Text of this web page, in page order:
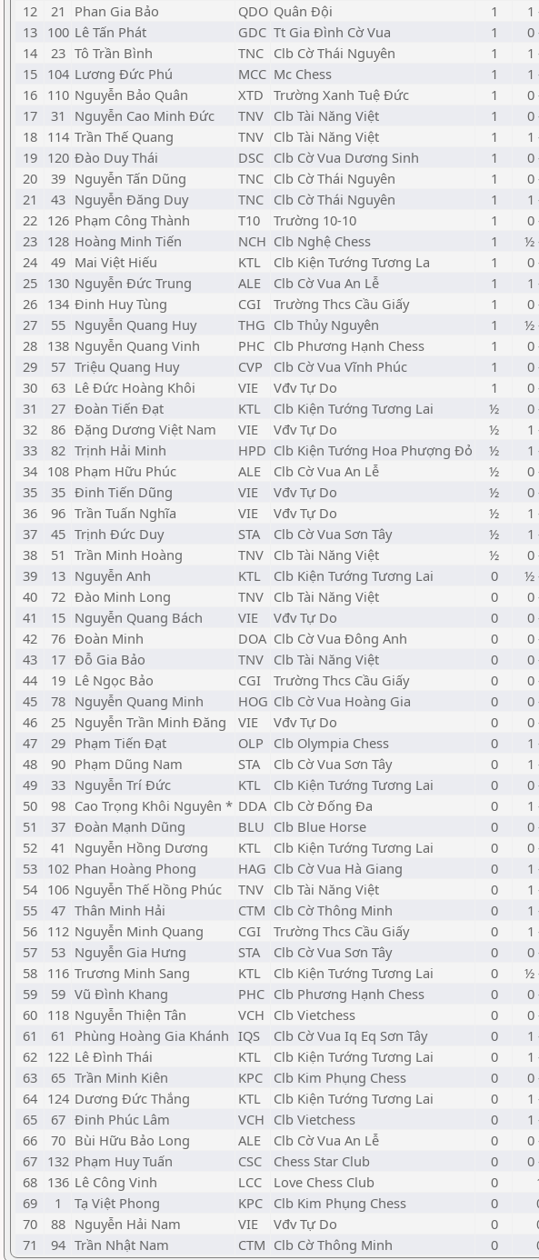
12
21 Phan Gia Bảo QDO Quân Đội 1 1
13 100 Lê Tấn Phát GDC Tt Gia Đình Cờ Vua 1 0
14
23 Tô Trần Bình TNC Clb Cờ Thái Nguyên 1 1
15 104 Lương Đức Phú MCC Mc Chess 1 1
16 110 Nguyễn Bảo Quân XTD Trường Xanh Tuệ Đức 1 0
17
31 Nguyễn Cao Minh Đức TNV Clb Tài Năng Việt 1 0
18 114 Trần Thế Quang TNV Clb Tài Năng Việt 1 1
19 120 Đào Duy Thái DSC Clb Cờ Vua Dương Sinh 1 0
20
39 Nguyễn Tấn Dũng TNC Clb Cờ Thái Nguyên 1 0
21
43 Nguyễn Đăng Duy TNC Clb Cờ Thái Nguyên 1 1
22 126 Phạm Công Thành T10 Trường 10-10 1 0
23 128 Hoàng Minh Tiến NCH Clb Nghệ Chess 1 ½
24
49 Mai Việt Hiếu KTL Clb Kiện Tướng Tương La 1 0
25 130 Nguyễn Đức Trung ALE Clb Cờ Vua An Lễ 1 1
26 134 Đinh Huy Tùng CGI Trường Thcs Cầu Giấy 1 0
27
55 Nguyễn Quang Huy THG Clb Thủy Nguyên 1 ½
28 138 Nguyễn Quang Vinh PHC Clb Phương Hạnh Chess 1 0
29
57 Triệu Quang Huy CVP Clb Cờ Vua Vĩnh Phúc 1 0
30
63 Lê Đức Hoàng Khôi VIE Vđv Tự Do 1 0
31
27 Đoàn Tiến Đạt KTL Clb Kiện Tướng Tương Lai ½ 0
32
86 Đặng Dương Việt Nam VIE Vđv Tự Do ½ 1
33
82 Trịnh Hải Minh HPD Clb Kiện Tướng Hoa Phượng Đỏ ½ 1
34 108 Phạm Hữu Phúc ALE Clb Cờ Vua An Lễ ½ 0
35
35 Đinh Tiến Dũng VIE Vđv Tự Do ½ 0
36
96 Trần Tuấn Nghĩa VIE Vđv Tự Do ½ 1
37
45 Trịnh Đức Duy STA Clb Cờ Vua Sơn Tây ½ 1
38
51 Trần Minh Hoàng TNV Clb Tài Năng Việt ½ 0
39
13 Nguyễn Anh KTL Clb Kiện Tướng Tương Lai 0 ½
40
72 Đào Minh Long TNV Clb Tài Năng Việt 0 0
41
15 Nguyễn Quang Bách VIE Vđv Tự Do 0 0
42
76 Đoàn Minh DOA Clb Cờ Vua Đông Anh 0 0
43
17 Đỗ Gia Bảo TNV Clb Tài Năng Việt 0 0
44
19 Lê Ngọc Bảo CGI Trường Thcs Cầu Giấy 0 0
45
78 Nguyễn Quang Minh HOG Clb Cờ Vua Hoàng Gia 0 0
46
25 Nguyễn Trần Minh Đăng VIE Vđv Tự Do 0 0
47
29 Phạm Tiến Đạt OLP Clb Olympia Chess 0 1
48
90 Phạm Dũng Nam STA Clb Cờ Vua Sơn Tây 0 1
49
33 Nguyễn Trí Đức KTL Clb Kiện Tướng Tương Lai 0 0
50
98 Cao Trọng Khôi Nguyên * DDA Clb Cờ Đống Đa 0 1
51
37 Đoàn Mạnh Dũng BLU Clb Blue Horse 0 0
52
41 Nguyễn Hồng Dương KTL Clb Kiện Tướng Tương Lai 0 0
53 102 Phan Hoàng Phong HAG Clb Cờ Vua Hà Giang 0 1
54 106 Nguyễn Thế Hồng Phúc TNV Clb Tài Năng Việt 0 1
55
47 Thân Minh Hải CTM Clb Cờ Thông Minh 0 1
56 112 Nguyễn Minh Quang CGI Trường Thcs Cầu Giấy 0 1
57
53 Nguyễn Gia Hưng STA Clb Cờ Vua Sơn Tây 0 0
58 116 Trương Minh Sang KTL Clb Kiện Tướng Tương Lai 0 ½
59
59 Vũ Đình Khang PHC Clb Phương Hạnh Chess 0 0
60 118 Nguyễn Thiện Tân VCH Clb Vietchess 0 0
61
61 Phùng Hoàng Gia Khánh IQS Clb Cờ Vua Iq Eq Sơn Tây 0 1
62 122 Lê Đình Thái KTL Clb Kiện Tướng Tương Lai 0 1
63
65 Trần Minh Kiên KPC Clb Kim Phụng Chess 0 0
64 124 Dương Đức Thắng KTL Clb Kiện Tướng Tương Lai 0 1
65
67 Đinh Phúc Lâm VCH Clb Vietchess 0 1
66
70 Bùi Hữu Bảo Long ALE Clb Cờ Vua An Lễ 0 0
67 132 Phạm Huy Tuấn CSC Chess Star Club 0 0
68 136 Lê Công Vinh LCC Love Chess Club 0
69
1 Tạ Việt Phong KPC Clb Kim Phụng Chess 0
70
88 Nguyễn Hải Nam VIE Vđv Tự Do 0
71
94 Trần Nhật Nam CTM Clb Cờ Thông Minh 0